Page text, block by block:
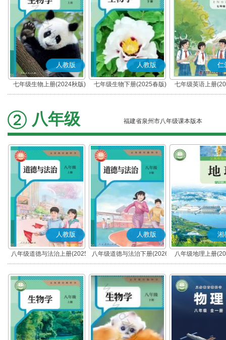
人教版
七年级生物上册(2024秋版)
人教版
七年级生物下册(2025春版)
仁
七年级英语上册
(科普版)
八年级 福建省泉州市八年级课本版本
人教版
八年级道德与法治上册(2025
秋版)(部编版)
人教版
八年级道德与法治下册(2026
春版)(部编版)
湘
八年级地理上册